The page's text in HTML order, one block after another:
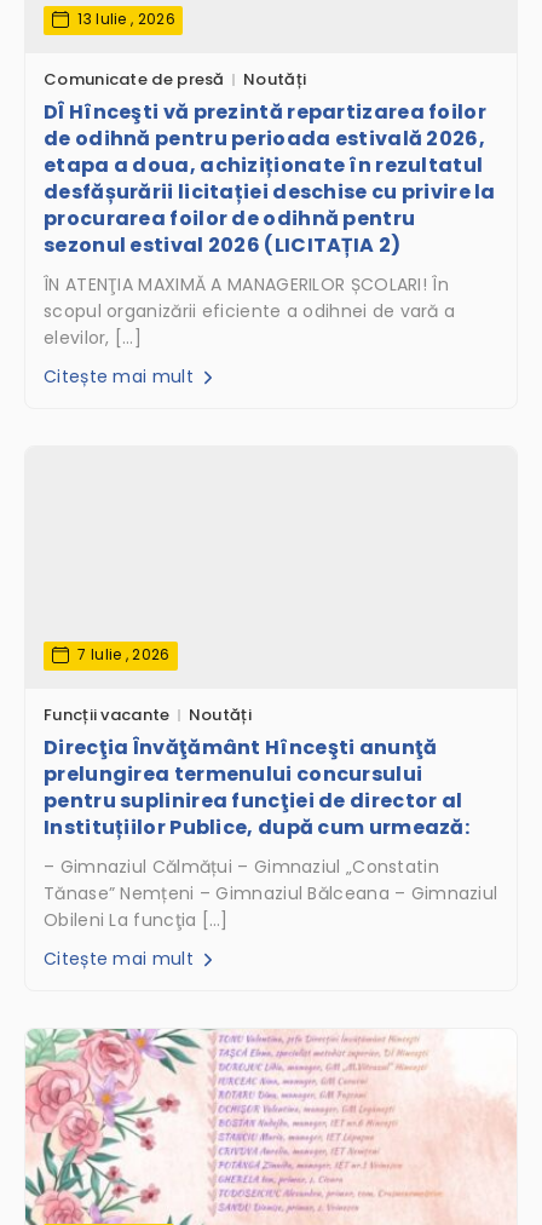
13 Iulie , 2026
Comunicate de presă Noutăți
DÎ Hînceşti vă prezintă repartizarea foilor
de odihnă pentru perioada estivală 2026,
etapa a doua, achiziționate în rezultatul
desfășurării licitației deschise cu privire la
procurarea foilor de odihnă pentru
sezonul estival 2026 (LICITAȚIA 2)
ÎN ATENŢIA MAXIMĂ A MANAGERILOR ȘCOLARI! În
scopul organizării eficiente a odihnei de vară a
elevilor, […]
Citește mai mult
7 Iulie , 2026
Funcții vacante Noutăți
Direcţia Învăţământ Hînceşti anunţă
prelungirea termenului concursului
pentru suplinirea funcţiei de director al
Instituțiilor Publice, după cum urmează:
– Gimnaziul Călmățui – Gimnaziul „Constatin
Tănase” Nemțeni – Gimnaziul Bălceana – Gimnaziul
Obileni La funcţia […]
Citește mai mult